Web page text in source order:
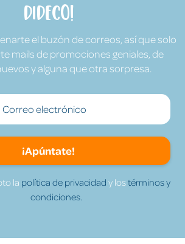
Dideco!
el buzón de correos, así que solo
mails de promociones geniales, de
y alguna que otra sorpresa.
¡Apúntate!
la política de privacidad y lostérminos y
condiciones.